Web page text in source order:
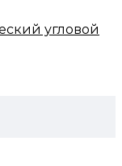
угловой